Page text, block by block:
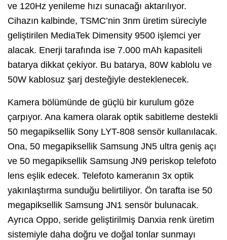
ve 120Hz yenileme hızı sunacağı aktarılıyor.
Cihazın kalbinde, TSMC’nin 3nm üretim süreciyle
geliştirilen MediaTek Dimensity 9500 işlemci yer
alacak. Enerji tarafında ise 7.000 mAh kapasiteli
batarya dikkat çekiyor. Bu batarya, 80W kablolu ve
50W kablosuz şarj desteğiyle desteklenecek.
Kamera bölümünde de güçlü bir kurulum göze
çarpıyor. Ana kamera olarak optik sabitleme destekli
50 megapiksellik Sony LYT-808 sensör kullanılacak.
Ona, 50 megapiksellik Samsung JN5 ultra geniş açı
ve 50 megapiksellik Samsung JN9 periskop telefoto
lens eşlik edecek. Telefoto kameranın 3x optik
yakınlaştırma sunduğu belirtiliyor. Ön tarafta ise 50
megapiksellik Samsung JN1 sensör bulunacak.
Ayrıca Oppo, seride geliştirilmiş Danxia renk üretim
sistemiyle daha doğru ve doğal tonlar sunmayı